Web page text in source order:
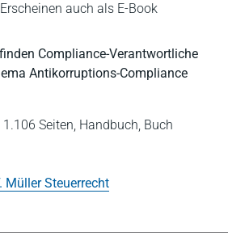
auch als E-Book
Compliance-Verantwortliche
Antikorruptions-Compliance
1.106 Seiten, Handbuch, Buch
Müller Steuerrecht